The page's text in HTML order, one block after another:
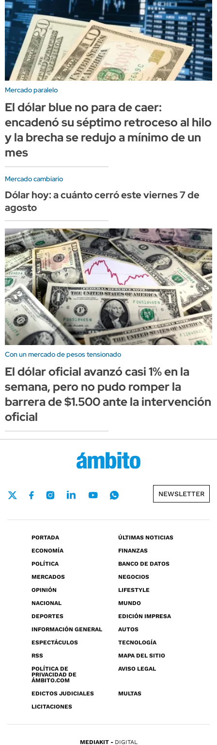
Mercado paralelo
El dólar blue no para de caer:
encadenó su séptimo retroceso al hilo
y la brecha se redujo a mínimo de un
mes
Mercado cambiario
Dólar hoy: a cuánto cerró este viernes 7 de
agosto
Con un mercado de pesos tensionado
El dólar oficial avanzó casi 1% en la
semana, pero no pudo romper la
barrera de $1.500 ante la intervención
oficial
NEWSLETTER
PORTADA
ÚLTIMAS NOTICIAS
ECONOMÍA
FINANZAS
POLÍTICA
BANCO DE DATOS
MERCADOS
NEGOCIOS
OPINIÓN
LIFESTYLE
NACIONAL
MUNDO
DEPORTES
EDICIÓN IMPRESA
INFORMACIÓN GENERAL
AUTOS
ESPECTÁCULOS
TECNOLOGÍA
RSS
MAPA DEL SITIO
POLÍTICA DE
PRIVACIDAD DE
ÁMBITO.COM
AVISO LEGAL
EDICTOS JUDICIALES
MULTAS
LICITACIONES
MEDIAKIT DIGITAL